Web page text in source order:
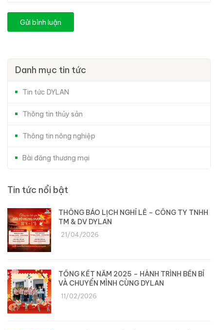
Gửi bình luận
Danh mục tin tức
Tin tức DYLAN
Thông tin thủy sản
Thông tin nông nghiệp
Bài đăng thương mại
Tin tức nổi bật
THÔNG BÁO LỊCH NGHỈ LỄ – CÔNG TY TNHH
TM & DV DYLAN
21/04/2026
TỔNG KẾT NĂM 2025 – HÀNH TRÌNH BỀN BỈ
VÀ CHUYỂN MÌNH CÙNG DYLAN
11/02/2026